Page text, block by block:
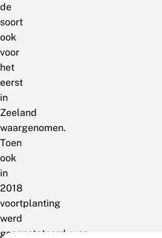
de
soort
ook
voor
het
eerst
in
Zeeland
waargenomen.
Toen
ook
in
2018
voortplanting
werd
geconstateerd, was